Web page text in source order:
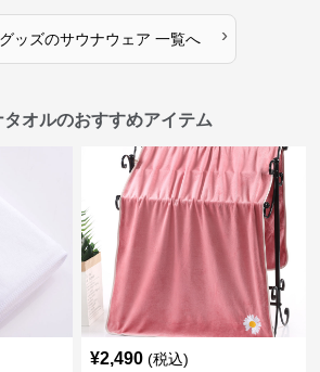
ッズのサウナウェア 一覧へ ›
オルのおすすめアイテム
¥2,490 (税込)